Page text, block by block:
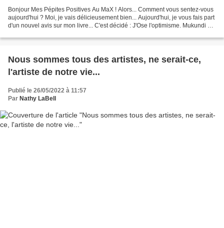
Bonjour Mes Pépites Positives Au MaX ! Alors... Comment vous sentez-vous
aujourd'hui ? Moi, je vais délicieusement bien... Aujourd'hui, je vous fais part
d'un nouvel avis sur mon livre... C'est décidé : J'Ose l'optimisme. Mukundi a
Nous sommes tous des artistes, ne serait-ce,
l'artiste de notre vie...
Publié le 26/05/2022 à 11:57
Par Nathy LaBell